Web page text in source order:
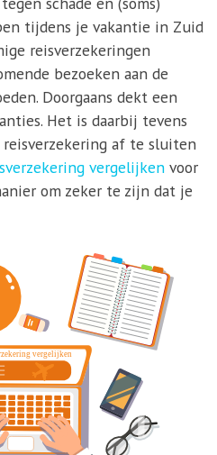
tijdens je vakantie in Zuid
reisverzekeringen
bezoeken aan de
Doorgaans dekt een
Het is daarbij tevens
af te sluiten
vergelijkenvoor
om zeker te zijn dat je